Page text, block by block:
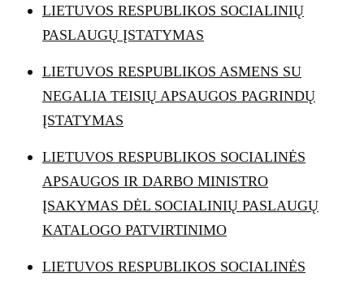
LIETUVOS RESPUBLIKOS SOCIALINIŲ
PASLAUGŲ ĮSTATYMAS
LIETUVOS RESPUBLIKOS ASMENS SU
NEGALIA TEISIŲ APSAUGOS PAGRINDŲ
ĮSTATYMAS
LIETUVOS RESPUBLIKOS SOCIALINĖS
APSAUGOS IR DARBO MINISTRO
ĮSAKYMAS DĖL SOCIALINIŲ PASLAUGŲ
KATALOGO PATVIRTINIMO
LIETUVOS RESPUBLIKOS SOCIALINĖS